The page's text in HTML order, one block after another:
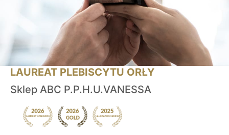
LAUREAT PLEBISCYTU ORŁY
Sklep ABC P.P.H.U.VANESSA